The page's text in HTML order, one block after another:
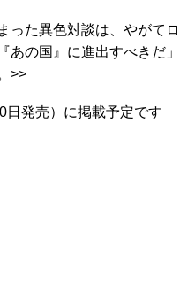
った異色対談は、やがてロ
あの国』に進出すべきだ」
>>
発売）に掲載予定です